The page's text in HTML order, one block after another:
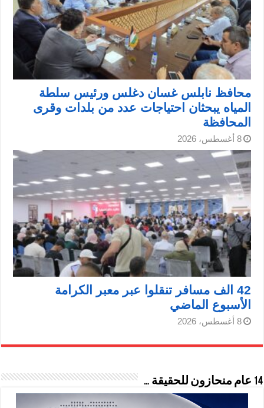
محافظ نابلس غسان دغلس ورئيس سلطة
المياه يبحثان احتياجات عدد من بلدات وقرى
المحافظة
8 أغسطس، 2026
42 الف مسافر تنقلوا عبر معبر الكرامة
الأسبوع الماضي
8 أغسطس، 2026
14 عام منحازون للحقيقة …